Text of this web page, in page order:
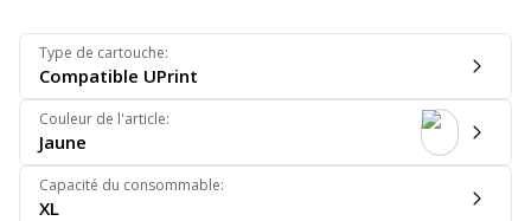
Type de cartouche:
Compatible UPrint
Couleur de l'article:
Jaune
Capacité du consommable:
XL